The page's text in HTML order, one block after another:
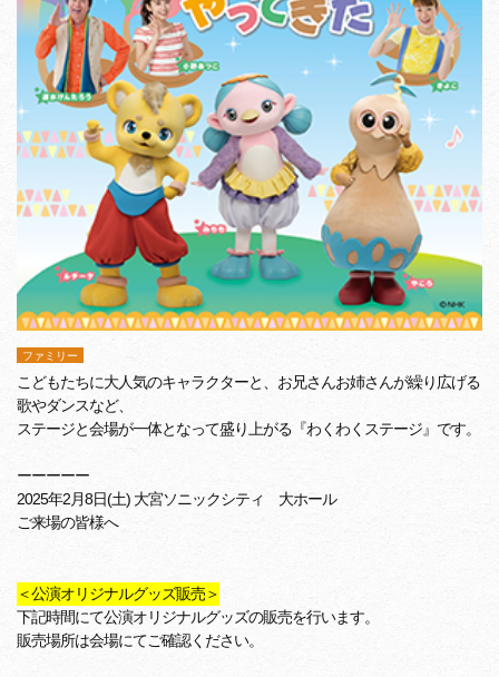
ファミリー
こどもたちに大人気のキャラクターと、お兄さんお姉さんが繰り広げる
歌やダンスなど、
ステージと会場が一体となって盛り上がる『わくわくステージ』です。
ーーーーー
2025年2月8日(土) 大宮ソニックシティ 大ホール
ご来場の皆様へ
＜公演オリジナルグッズ販売＞
下記時間にて公演オリジナルグッズの販売を行います。
販売場所は会場にてご確認ください。